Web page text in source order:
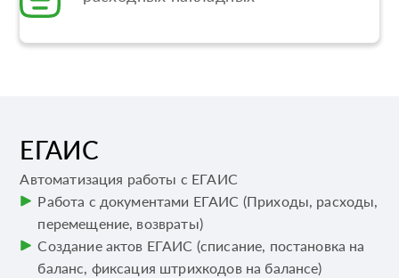
ЕГАИС
Автоматизация работы с ЕГАИС
Работа с документами ЕГАИС (Приходы, расходы,
перемещение, возвраты)
Создание актов ЕГАИС (списание, постановка на
баланс, фиксация штрихкодов на балансе)